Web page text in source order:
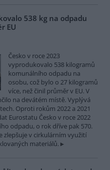
538 kg na odpadu
EU
Česko v roce 2023
vyprodukovalo 538 kilogramů
komunálního odpadu na
osobu, což bylo o 27 kilogramů
více, než činil průměr v EU. V
na devátém místě. Vyplývá
Oproti rokům 2022 a 2021
Eurostatu Česko v roce 2022
odpadu, o rok dříve pak 570.
zlepšuje v cirkulárním využití
materiálů.